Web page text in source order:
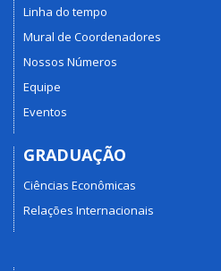
Linha do tempo
Mural de Coordenadores
Nossos Números
Equipe
Eventos
GRADUAÇÃO
Ciências Econômicas
Relações Internacionais